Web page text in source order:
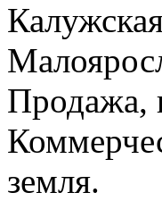
Продажа,
земля.